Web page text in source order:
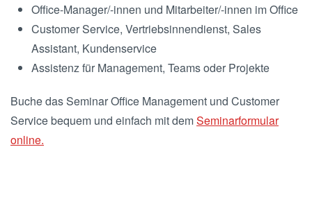
Office-Manager/-innen und Mitarbeiter/-innen im Office
Customer Service, Vertriebsinnendienst, Sales
Assistant, Kundenservice
Assistenz für Management, Teams oder Projekte
Buche das Seminar Office Management und Customer
Service bequem und einfach mit demSeminarformular
online.